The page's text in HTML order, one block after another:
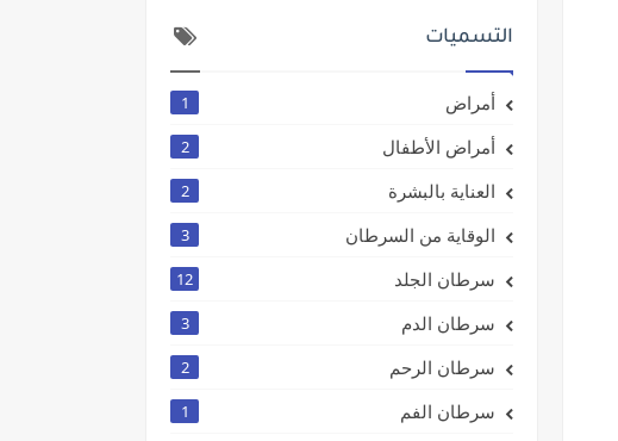
التسميات
أمراض 1
أمراض الأطفال 2
العناية بالبشرة 2
الوقاية من السرطان 3
سرطان الجلد 12
سرطان الدم 3
سرطان الرحم 2
سرطان الفم 1